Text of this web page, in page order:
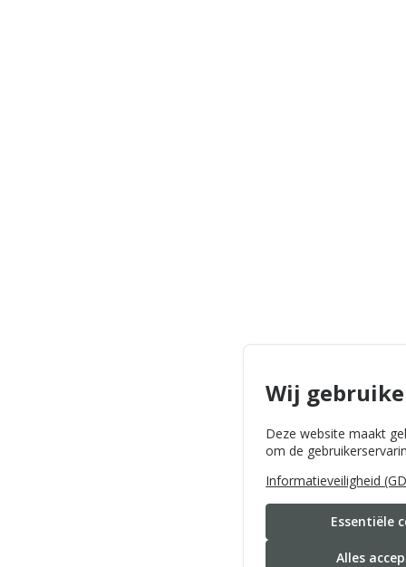
Wij
Deze website maakt
om de
Informatieveiligheid
Essentiële
Alles